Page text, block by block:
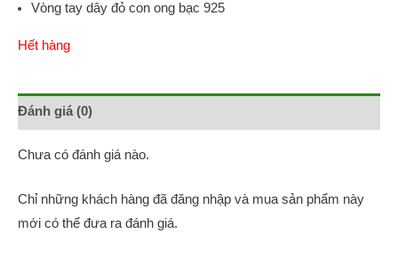
Vòng tay dây đỏ con ong bạc 925
Hết hàng
Đánh giá (0)
Chưa có đánh giá nào.
Chỉ những khách hàng đã đăng nhập và mua sản phẩm này
mới có thể đưa ra đánh giá.